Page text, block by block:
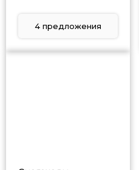
4 предложения